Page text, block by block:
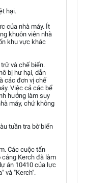
hại.
của nhà máy. Ít
khuôn viên nhà
khu vực khác
và chế biến.
bị hư hại, dẫn
các đơn vị chế
Việc cả các bể
hưởng làm suy
máy, chứ không
tuần tra bờ biển
Các cuộc tấn
cảng Kerch đã làm
án 10410 của lực
và "Kerch".